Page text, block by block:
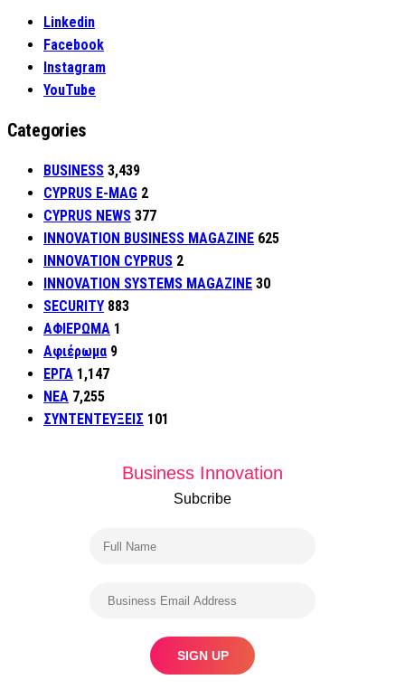
Linkedin
Facebook
Instagram
YouTube
Categories
BUSINESS 3,439
CYPRUS E-MAG 2
CYPRUS NEWS 377
INNOVATION BUSINESS MAGAZINE 625
INNOVATION CYPRUS 2
INNOVATION SYSTEMS MAGAZINE 30
SECURITY 883
ΑΦΙΕΡΩΜΑ 1
Αφιέρωμα 9
ΕΡΓΑ 1,147
ΝΕΑ 7,255
ΣΥΝΤΕΝΤΕΥΞΕΙΣ 101
Business Innovation
Subcribe